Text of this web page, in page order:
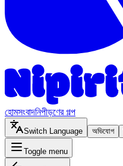
হোমসংবাদনিপীড়ণের গল্প
Switch Language অভিযোগ
Toggle menu